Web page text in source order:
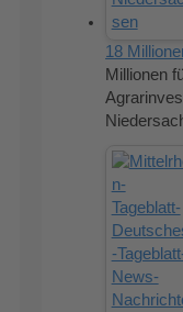
18
Millionen